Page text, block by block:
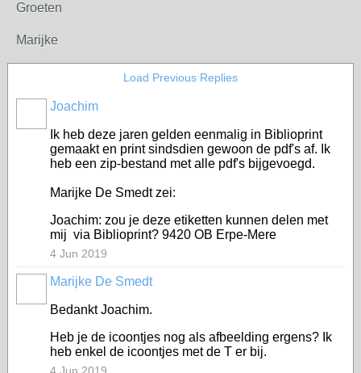
Groeten
Marijke
Load Previous Replies
Joachim
Ik heb deze jaren gelden eenmalig in Biblioprint
gemaakt en print sindsdien gewoon de pdf's af. Ik
heb een zip-bestand met alle pdf's bijgevoegd.
Marijke De Smedt zei:
Joachim: zou je deze etiketten kunnen delen met
mij via Biblioprint? 9420 OB Erpe-Mere
4 Jun 2019
Marijke De Smedt
Bedankt Joachim.
Heb je de icoontjes nog als afbeelding ergens? Ik
heb enkel de icoontjes met de T er bij.